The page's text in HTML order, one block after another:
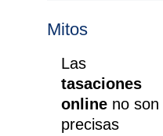
Mitos
Las
tasaciones
online no son
precisas